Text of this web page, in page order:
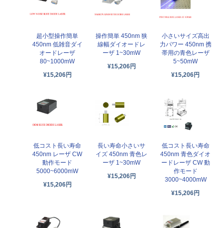
超小型操作簡単
450nm 低雑音ダイ
オードレーザ
80~1000mW
¥15,206円
操作簡単 450nm 狭
線幅ダイオードレ
ーザ 1~30mW
¥15,206円
小さいサイズ高出
力パワー 450nm 携
帯用の青色レーザ
5~50mW
¥15,206円
低コスト長い寿命
450nm レーザ CW
動作モード
5000~6000mW
¥15,206円
長い寿命小さいサ
イズ 450nm 青色レ
ーザ 1~30mW
¥15,206円
低コスト長い寿命
450nm 青色ダイオ
ードレーザ CW 動
作モード
3000~4000mW
¥15,206円